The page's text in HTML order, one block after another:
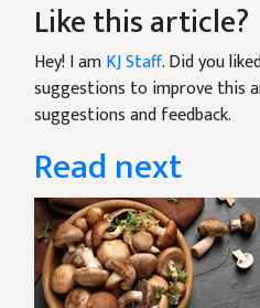
Like this article?
Hey! I amKJ Staff. Did you
suggestions to improve this
suggestions and feedback.
Read next